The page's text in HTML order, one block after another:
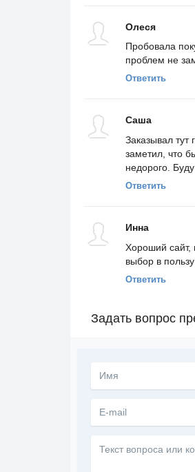
Олеся
Пробовала
проблем не
Ответить
Саша
Заказывал
заметил, что
недорого.
Ответить
Инна
Хороший сайт,
выбор в
Ответить
Задать вопрос
вопроса